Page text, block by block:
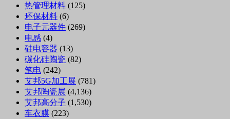
热管理材料 (125)
环保材料 (6)
电子元器件 (269)
电感 (4)
硅电容器 (13)
碳化硅陶瓷 (82)
笔电 (242)
艾邦5G加工展 (781)
艾邦陶瓷展 (4,136)
艾邦高分子 (1,530)
车衣膜 (223)